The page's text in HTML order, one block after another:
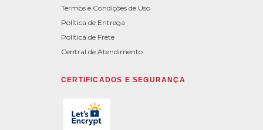
Termos e Condições de Uso
Política de Entrega
Política de Frete
Central de Atendimento
CERTIFICADOS E SEGURANÇA